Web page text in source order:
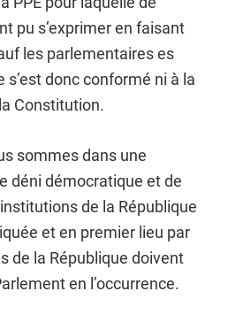
pu s’exprimer en faisant
les parlementaires es
s’est donc conformé ni à la
Constitution.
sommes dans une
déni démocratique et de
de la République
et en premier lieu par
de la République doivent
en l’occurrence.